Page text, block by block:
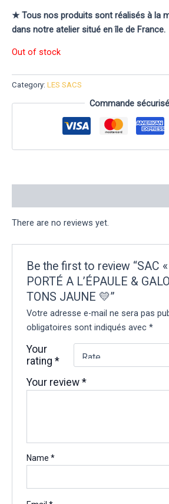
★ Tous nos produits sont réalisés à la
dans notre atelier situé en île de France.
Out of stock
Category: LES SACS
Commande
There are no reviews yet.
Be the first to review “SAC
PORTÉ A L’ÉPAULE &
TONS JAUNE 💛”
Votre adresse e-mail ne sera pas
obligatoires sont indiqués avec*
Your
rating*
Your review*
Name*